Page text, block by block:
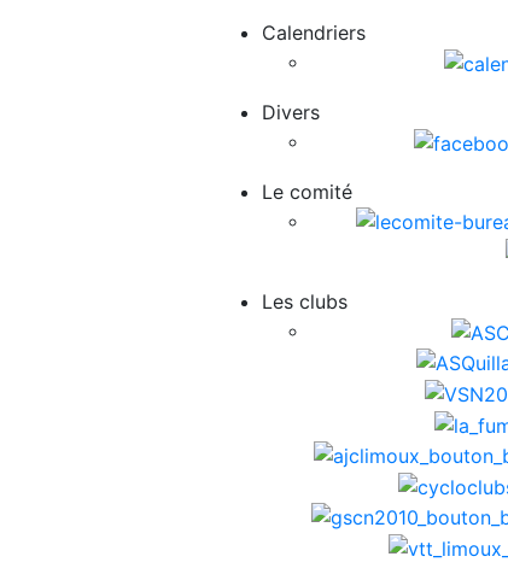
Calendriers
Divers
Le comité
Les clubs